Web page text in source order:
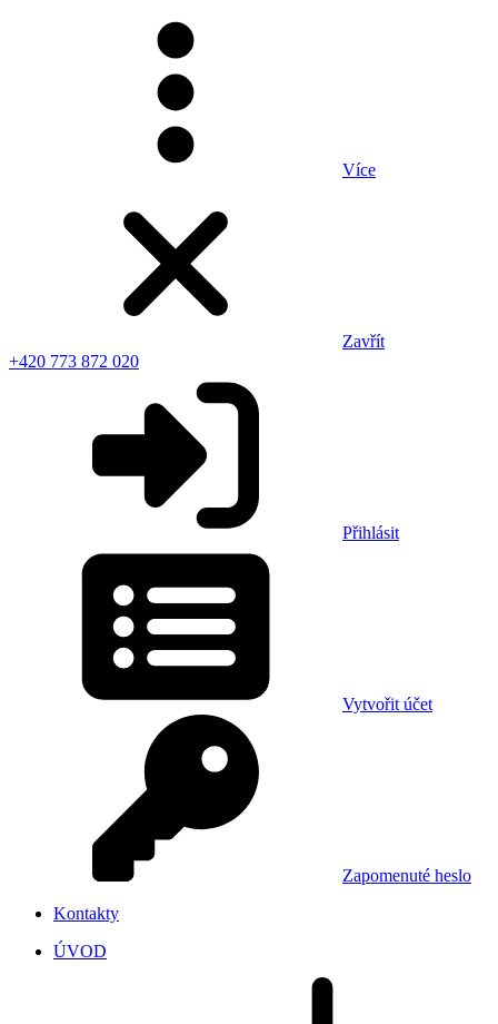
Více
Zavřít
+420 773 872 020
Přihlásit
Vytvořit účet
Zapomenuté heslo
Kontakty
ÚVOD